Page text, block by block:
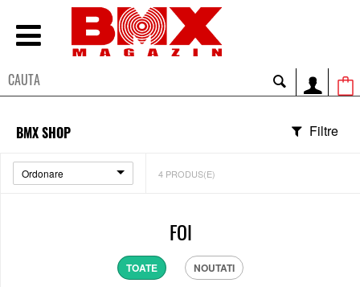
BMX SHOP Filtre
Ordonare 4 PRODUS(E)
FOI
TOATE NOUTATI